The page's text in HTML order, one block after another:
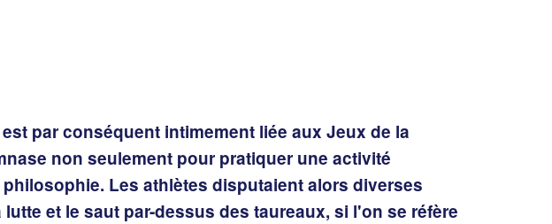
par conséquent intimement liée aux Jeux de la
non seulement pour pratiquer une activité
Les athlètes disputaient alors diverses
et le saut par-dessus des taureaux, si l'on se réfère